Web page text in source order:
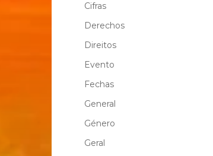
Cifras
Derechos
Direitos
Evento
Fechas
General
Género
Geral